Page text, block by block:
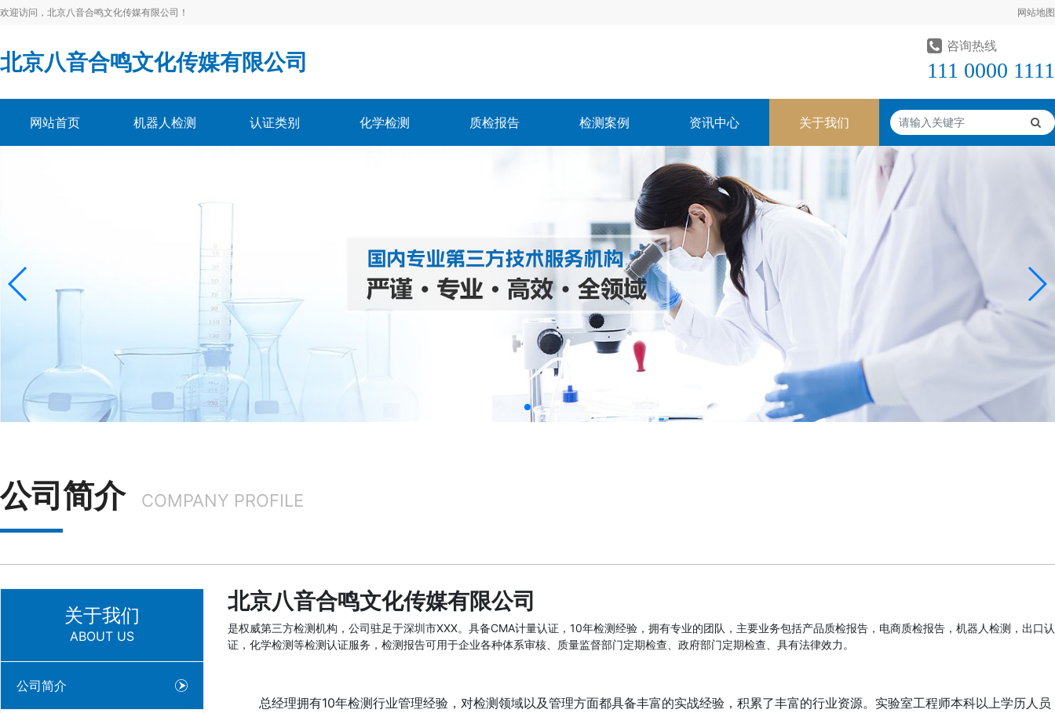
欢迎访问，北京八音合鸣文化传媒有限公司！ 网站地图
北京八音合鸣文化传媒有限公司
咨询热线
111 0000 1111
网站首页 机器人检测 认证类别 化学检测 质检报告 检测案例 资讯中心 关于我们
公司简介 COMPANY PROFILE
关于我们
ABOUT US
公司简介
北京八音合鸣文化传媒有限公司
是权威第三方检测机构，公司驻足于深圳市XXX。具备CMA计量认证，10年检测经验，拥有专业的团队，主要业务包括产品质检报告，电商质检报告，机器人检测，出口认
证，化学检测等检测认证服务，检测报告可用于企业各种体系审核、质量监督部门定期检查、政府部门定期检查、具有法律效力。
总经理拥有10年检测行业管理经验，对检测领域以及管理方面都具备丰富的实战经验，积累了丰富的行业资源。实验室工程师本科以上学历人员